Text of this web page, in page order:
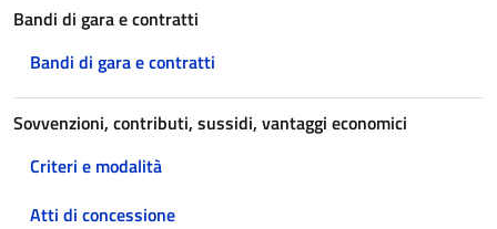
Bandi di gara e contratti
Bandi di gara e contratti
Sovvenzioni, contributi, sussidi, vantaggi economici
Criteri e modalità
Atti di concessione